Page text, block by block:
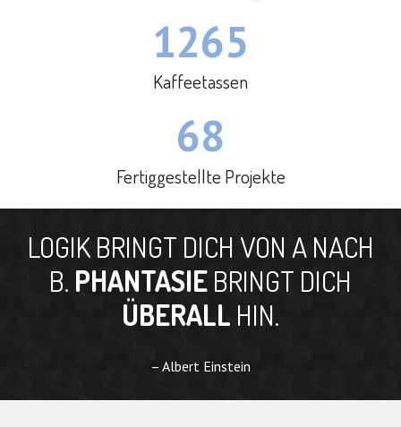
1265
Kaffeetassen
68
Fertiggestellte Projekte
LOGIK BRINGT DICH VON A NACH
B. PHANTASIEBRINGT DICH
ÜBERALL HIN.
– Albert Einstein